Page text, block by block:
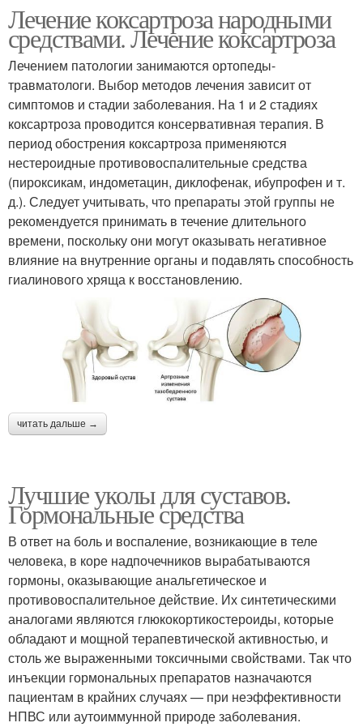
Лечение коксартроза народными
средствами. Лечение коксартроза
Лечением патологии занимаются ортопеды-
травматологи. Выбор методов лечения зависит от
симптомов и стадии заболевания. На 1 и 2 стадиях
коксартроза проводится консервативная терапия. В
период обострения коксартроза применяются
нестероидные противовоспалительные средства
(пироксикам, индометацин, диклофенак, ибупрофен и т.
д.). Следует учитывать, что препараты этой группы не
рекомендуется принимать в течение длительного
времени, поскольку они могут оказывать негативное
влияние на внутренние органы и подавлять способность
гиалинового хряща к восстановлению.
читать дальше →
Лучшие уколы для суставов.
Гормональные средства
В ответ на боль и воспаление, возникающие в теле
человека, в коре надпочечников вырабатываются
гормоны, оказывающие анальгетическое и
противовоспалительное действие. Их синтетическими
аналогами являются глюкокортикостероиды, которые
обладают и мощной терапевтической активностью, и
столь же выраженными токсичными свойствами. Так что
инъекции гормональных препаратов назначаются
пациентам в крайних случаях — при неэффективности
НПВС или аутоиммунной природе заболевания.